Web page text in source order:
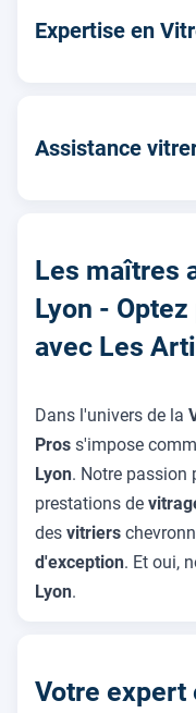
Expertise en
Assistance
Les maîtres
Lyon -
avec Les
Dans l'univers de la
Pros s'impose
Lyon. Notre passion
prestations de
des vitriers
d'exception. Et oui,
Lyon.
Votre expert